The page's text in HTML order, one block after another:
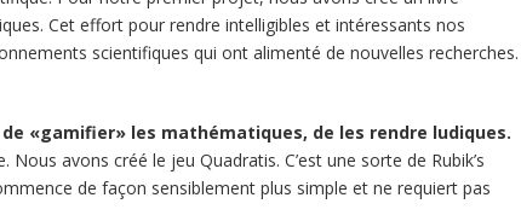
Cet effort pour rendre intelligibles et intéressants nos
scientifiques qui ont alimenté de nouvelles recherches.
«gamifier» les mathématiques, de les rendre ludiques.
Nous avons créé le jeu Quadratis. C’est une sorte de Rubik’s
de façon sensiblement plus simple et ne requiert pas